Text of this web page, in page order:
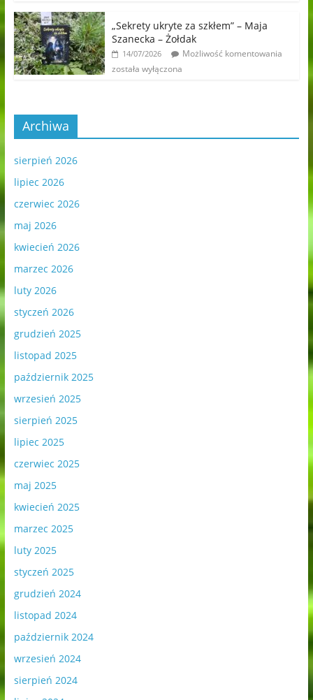
„Sekrety ukryte za szkłem” – Maja
Szanecka – Żołdak
14/07/2026
Możliwość komentowania
została wyłączona
Archiwa
sierpień 2026
lipiec 2026
czerwiec 2026
maj 2026
kwiecień 2026
marzec 2026
luty 2026
styczeń 2026
grudzień 2025
listopad 2025
październik 2025
wrzesień 2025
sierpień 2025
lipiec 2025
czerwiec 2025
maj 2025
kwiecień 2025
marzec 2025
luty 2025
styczeń 2025
grudzień 2024
listopad 2024
październik 2024
wrzesień 2024
sierpień 2024